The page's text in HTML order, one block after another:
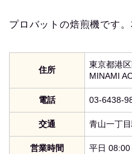
プロバットの焙煎機です。
住所
東京都港
MINAMI
電話 03-6438-
交通 青山一丁
営業時間 平日